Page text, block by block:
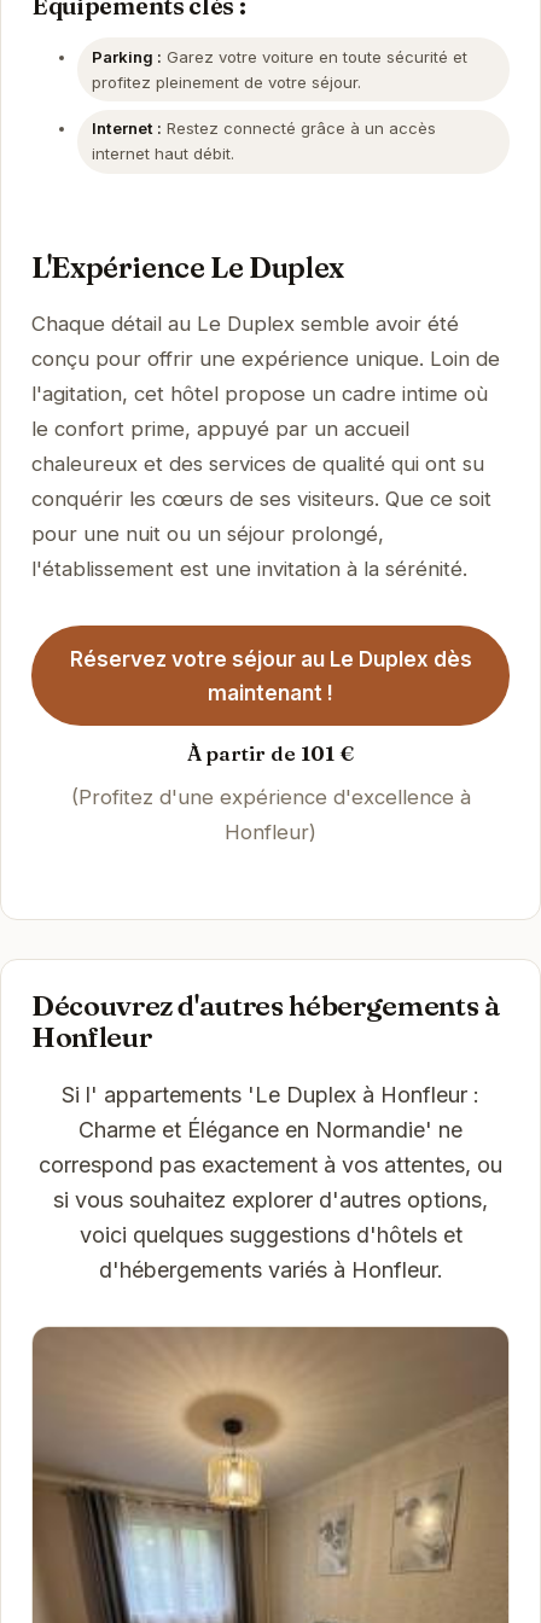
Parking : Garez votre voiture en toute sécurité et
profitez pleinement de votre séjour.
Internet : Restez connecté grâce à un accès
internet haut débit.
L'Expérience Le Duplex
Chaque détail au Le Duplex semble avoir été
conçu pour offrir une expérience unique. Loin de
l'agitation, cet hôtel propose un cadre intime où
le confort prime, appuyé par un accueil
chaleureux et des services de qualité qui ont su
conquérir les cœurs de ses visiteurs. Que ce soit
pour une nuit ou un séjour prolongé,
l'établissement est une invitation à la sérénité.
Réservez votre séjour au Le Duplex dès
maintenant !
À partir de 101 €
(Profitez d'une expérience d'excellence à
Honfleur)
Découvrez d'autres hébergements à
Honfleur
Si l' appartements 'Le Duplex à Honfleur :
Charme et Élégance en Normandie' ne
correspond pas exactement à vos attentes, ou
si vous souhaitez explorer d'autres options,
voici quelques suggestions d'hôtels et
d'hébergements variés à Honfleur.